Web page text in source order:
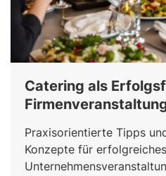
Catering als
Praxisorientierte Tipps
Konzepte für